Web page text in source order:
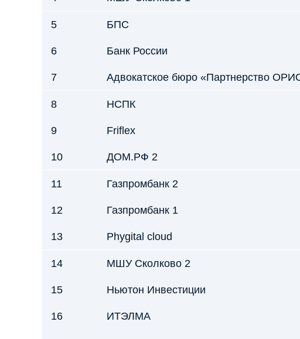
5 БПС
6 Банк России
7 Адвокатское бюро «Партнерство
8 НСПК
9 Friflex
10 ДОМ.РФ 2
11 Газпромбанк 2
12 Газпромбанк 1
13 Phygital cloud
14 МШУ Сколково 2
15 Ньютон Инвестиции
16 ИТЭЛМА